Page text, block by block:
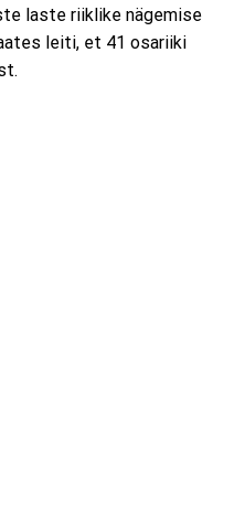
laste riiklike nägemise
leiti, et 41 osariiki